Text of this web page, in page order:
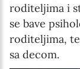
roditeljima i
se bave
roditeljima,
sa decom.